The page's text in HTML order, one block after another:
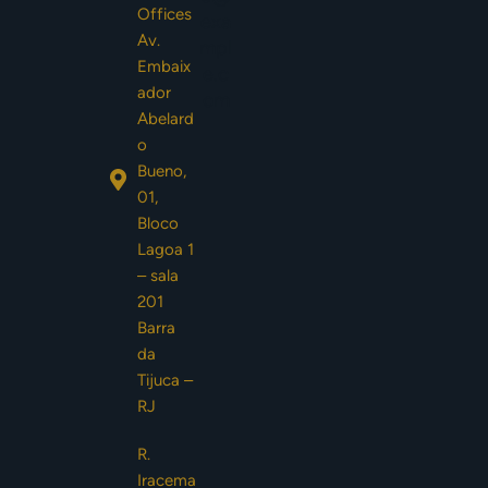
Offices
Av.
Embaix
ador
Abelard
o
Bueno,
01,
Bloco
Lagoa 1
– sala
201
Barra
da
Tijuca –
RJ
R.
Iracema